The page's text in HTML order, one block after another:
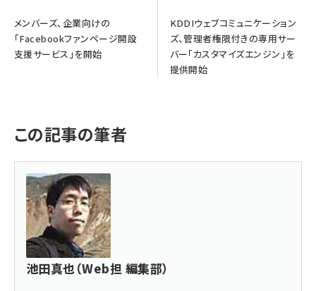
メンバーズ、企業向けの
「Facebookファンページ開設
支援サービス」を開始
KDDIウェブコミュニケーション
ズ、管理者権限付きの専用サー
バー「カスタマイズエンジン」を
提供開始
この記事の筆者
池田真也（Web担 編集部）